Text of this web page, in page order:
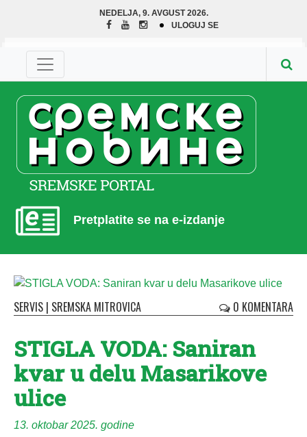
NEDELJA, 9. AVGUST 2026.
ULOGUJ SE
Pretplatite se na e-izdanje
SERVIS | SREMSKA MITROVICA 0 KOMENTARA
STIGLA VODA: Saniran
kvar u delu Masarikove
ulice
13. oktobar 2025. godine